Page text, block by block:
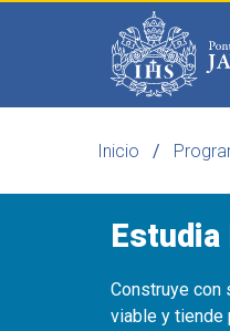
Inicio
Estudia
Construye con
viable y tiende